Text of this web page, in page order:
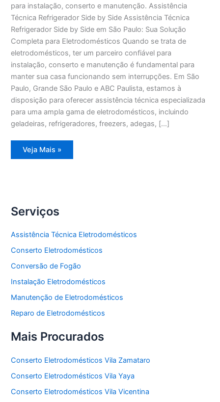
para instalação, conserto e manutenção. Assistência
Técnica Refrigerador Side by Side Assistência Técnica
Refrigerador Side by Side em São Paulo: Sua Solução
Completa para Eletrodomésticos Quando se trata de
eletrodomésticos, ter um parceiro confiável para
instalação, conserto e manutenção é fundamental para
manter sua casa funcionando sem interrupções. Em São
Paulo, Grande São Paulo e ABC Paulista, estamos à
disposição para oferecer assistência técnica especializada
para uma ampla gama de eletrodomésticos, incluindo
geladeiras, refrigeradores, freezers, adegas, […]
Assistência
Técnica
Veja Mais »
Serviços
Assistência Técnica Eletrodomésticos
Conserto Eletrodomésticos
Conversão de Fogão
Instalação Eletrodomésticos
Manutenção de Eletrodomésticos
Reparo de Eletrodomésticos
Mais Procurados
Conserto Eletrodomésticos Vila Zamataro
Conserto Eletrodomésticos Vila Yaya
Conserto Eletrodomésticos Vila Vicentina